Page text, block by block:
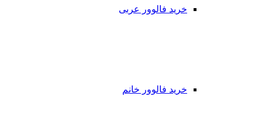
خرید فالوور عربی
خرید فالوور خانم